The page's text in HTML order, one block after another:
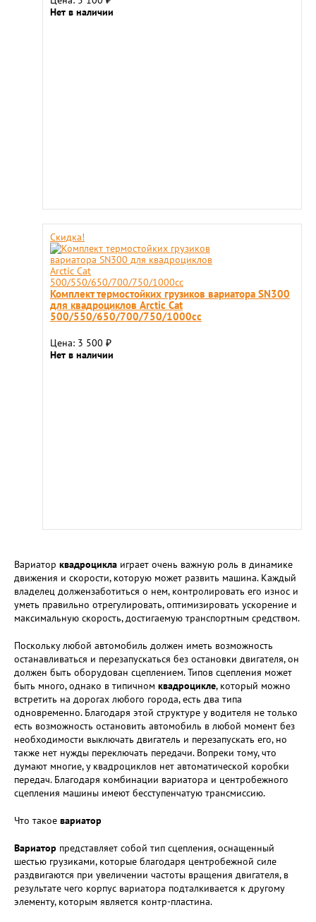
Нет в наличии
Скидка!
Комплект термостойких грузиков вариатора SN300
для квадроциклов Arctic Cat
500/550/650/700/750/1000cc
Цена: 3 500 ₽
Нет в наличии
Вариатор квадроцикла играет очень важную роль в динамике
движения и скорости, которую может развить машина. Каждый
владелец должензаботиться о нем, контролировать его износ и
уметь правильно отрегулировать, оптимизировать ускорение и
максимальную скорость, достигаемую транспортным средством.
Поскольку любой автомобиль должен иметь возможность
останавливаться и перезапускаться без остановки двигателя, он
должен быть оборудован сцеплением. Типов сцепления может
быть много, однако в типичном квадроцикле, который можно
встретить на дорогах любого города, есть два типа
одновременно. Благодаря этой структуре у водителя не только
есть возможность остановить автомобиль в любой момент без
необходимости выключать двигатель и перезапускать его, но
также нет нужды переключать передачи. Вопреки тому, что
думают многие, у квадроциклов нет автоматической коробки
передач. Благодаря комбинации вариатора и центробежного
сцепления машины имеют бесступенчатую трансмиссию.
Что такое вариатор
Вариатор представляет собой тип сцепления, оснащенный
шестью грузиками, которые благодаря центробежной силе
раздвигаются при увеличении частоты вращения двигателя, в
результате чего корпус вариатора подталкивается к другому
элементу, которым является контр-пластина.